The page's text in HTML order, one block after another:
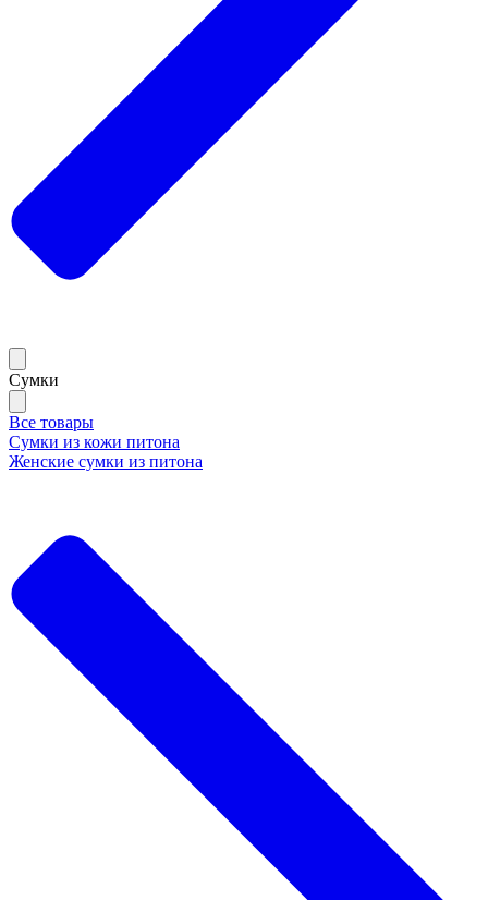
Сумки
Все товары
Сумки из кожи питона
Женские сумки из питона